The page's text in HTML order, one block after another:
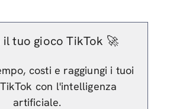
tuo gioco TikTok 🚀
costi e raggiungi i tuoi
con l'intelligenza
artificiale.